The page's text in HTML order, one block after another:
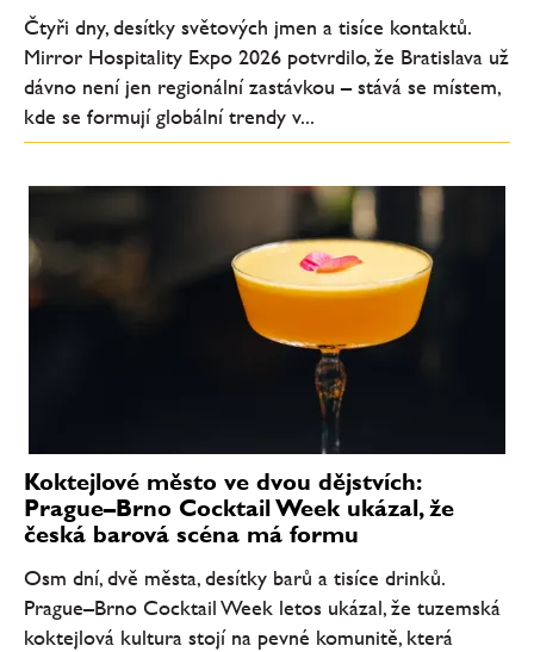
Čtyři dny, desítky světových jmen a tisíce kontaktů.
Mirror Hospitality Expo 2026 potvrdilo, že Bratislava už
dávno není jen regionální zastávkou – stává se místem,
kde se formují globální trendy v...
Koktejlové město ve dvou dějstvích:
Prague–Brno Cocktail Week ukázal, že
česká barová scéna má formu
Osm dní, dvě města, desítky barů a tisíce drinků.
Prague–Brno Cocktail Week letos ukázal, že tuzemská
koktejlová kultura stojí na pevné komunitě, která